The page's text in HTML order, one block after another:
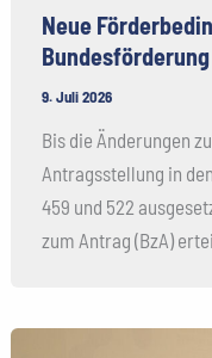
Neue
Bundesförderung
9. Juli 2026
Bis die Änderungen
Antragsstellung in
459 und 522
zum Antrag (BzA)